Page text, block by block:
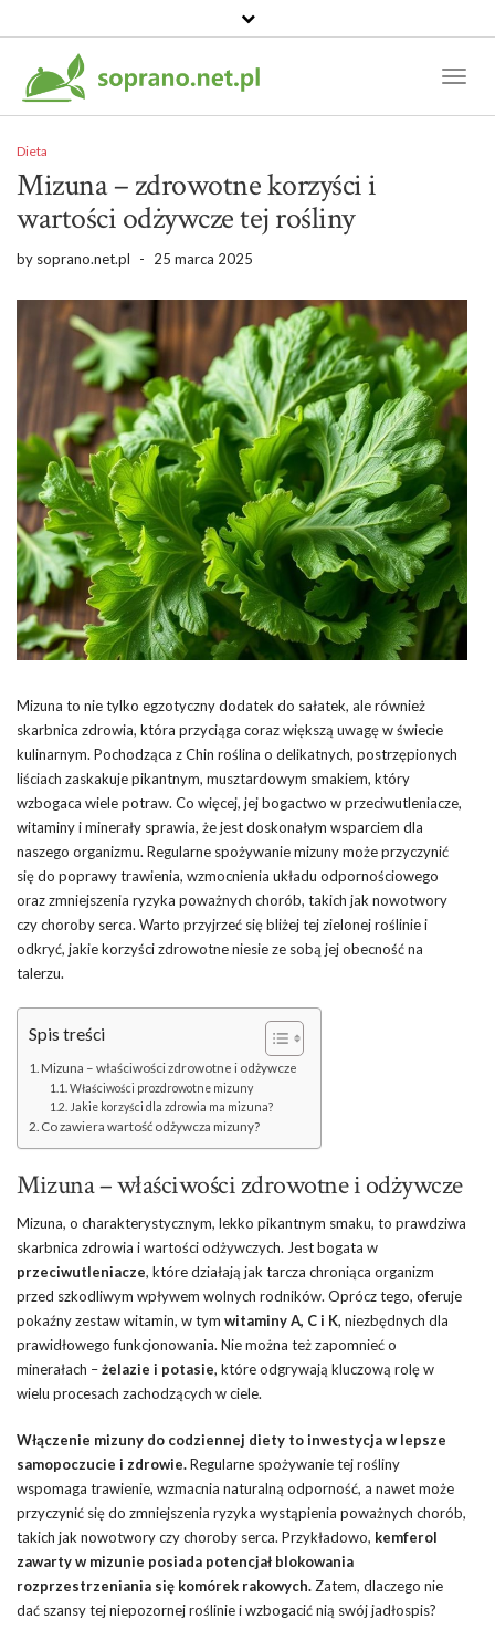
Dieta
Mizuna – zdrowotne korzyści i
wartości odżywcze tej rośliny
by soprano.net.pl - 25 marca 2025
Mizuna to nie tylko egzotyczny dodatek do sałatek, ale również
skarbnica zdrowia, która przyciąga coraz większą uwagę w świecie
kulinarnym. Pochodząca z Chin roślina o delikatnych, postrzępionych
liściach zaskakuje pikantnym, musztardowym smakiem, który
wzbogaca wiele potraw. Co więcej, jej bogactwo w przeciwutleniacze,
witaminy i minerały sprawia, że jest doskonałym wsparciem dla
naszego organizmu. Regularne spożywanie mizuny może przyczynić
się do poprawy trawienia, wzmocnienia układu odpornościowego
oraz zmniejszenia ryzyka poważnych chorób, takich jak nowotwory
czy choroby serca. Warto przyjrzeć się bliżej tej zielonej roślinie i
odkryć, jakie korzyści zdrowotne niesie ze sobą jej obecność na
talerzu.
Spis treści
Mizuna – właściwości zdrowotne i odżywcze
Właściwości prozdrowotne mizuny
Jakie korzyści dla zdrowia ma mizuna?
Co zawiera wartość odżywcza mizuny?
Mizuna – właściwości zdrowotne i odżywcze
Mizuna, o charakterystycznym, lekko pikantnym smaku, to prawdziwa
skarbnica zdrowia i wartości odżywczych. Jest bogata w
przeciwutleniacze, które działają jak tarcza chroniąca organizm
przed szkodliwym wpływem wolnych rodników. Oprócz tego, oferuje
pokaźny zestaw witamin, w tym witaminy A, C i K, niezbędnych dla
prawidłowego funkcjonowania. Nie można też zapomnieć o
minerałach –żelazie i potasie, które odgrywają kluczową rolę w
wielu procesach zachodzących w ciele.
Włączenie mizuny do codziennej diety to inwestycja w lepsze
samopoczucie i zdrowie.Regularne spożywanie tej rośliny
wspomaga trawienie, wzmacnia naturalną odporność, a nawet może
przyczynić się do zmniejszenia ryzyka wystąpienia poważnych chorób,
takich jak nowotwory czy choroby serca. Przykładowo, kemferol
zawarty w mizunie posiada potencjał blokowania
rozprzestrzeniania się komórek rakowych. Zatem, dlaczego nie
dać szansy tej niepozornej roślinie i wzbogacić nią swój jadłospis?